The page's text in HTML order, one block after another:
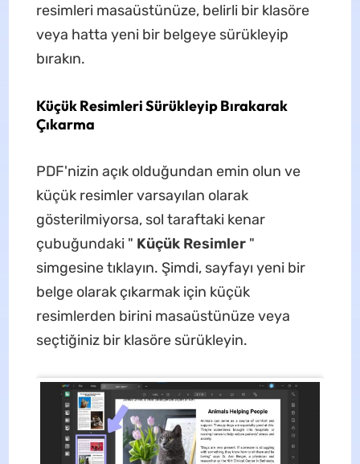
resimleri masaüstünüze, belirli bir klasöre
veya hatta yeni bir belgeye sürükleyip
bırakın.
Küçük Resimleri Sürükleyip Bırakarak
Çıkarma
PDF'nizin açık olduğundan emin olun ve
küçük resimler varsayılan olarak
gösterilmiyorsa, sol taraftaki kenar
çubuğundaki " Küçük Resimler"
simgesine tıklayın. Şimdi, sayfayı yeni bir
belge olarak çıkarmak için küçük
resimlerden birini masaüstünüze veya
seçtiğiniz bir klasöre sürükleyin.